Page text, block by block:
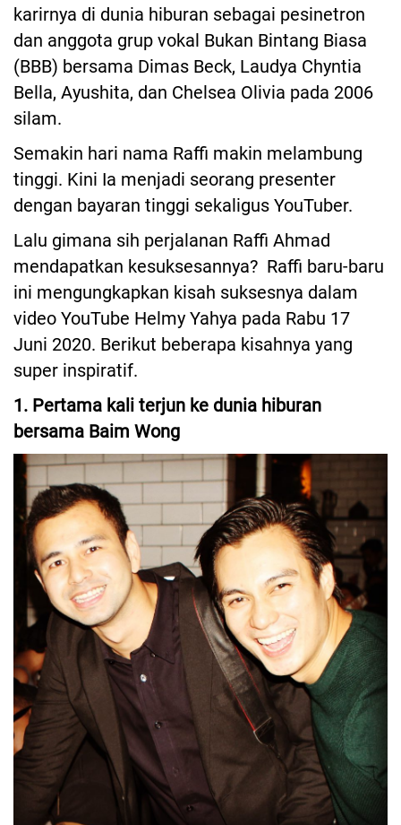
karirnya di dunia hiburan sebagai pesinetron
dan anggota grup vokal Bukan Bintang Biasa
(BBB) bersama Dimas Beck, Laudya Chyntia
Bella, Ayushita, dan Chelsea Olivia pada 2006
silam.
Semakin hari nama Raffi makin melambung
tinggi. Kini Ia menjadi seorang presenter
dengan bayaran tinggi sekaligus YouTuber.
Lalu gimana sih perjalanan Raffi Ahmad
mendapatkan kesuksesannya? Raffi baru-baru
ini mengungkapkan kisah suksesnya dalam
video YouTube Helmy Yahya pada Rabu 17
Juni 2020. Berikut beberapa kisahnya yang
super inspiratif.
1. Pertama kali terjun ke dunia hiburan
bersama Baim Wong